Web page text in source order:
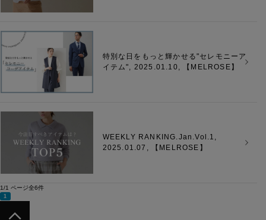
特別な日をもっと輝かせる"セレモニーア
イテム", 2025.01.10, 【 MELROSE 】
WEEKLY RANKING.Jan.Vol.1,
2025.01.07, 【 MELROSE 】
1/1 ページ全6件
1